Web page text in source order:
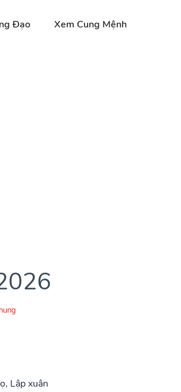
Đạo Xem Cung Mệnh
Lập xuân